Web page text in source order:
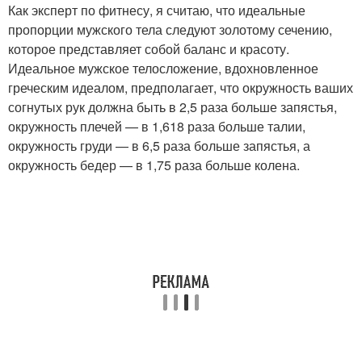
Как эксперт по фитнесу, я считаю, что идеальные
пропорции мужского тела следуют золотому сечению,
которое представляет собой баланс и красоту.
Идеальное мужское телосложение, вдохновленное
греческим идеалом, предполагает, что окружность ваших
согнутых рук должна быть в 2,5 раза больше запястья,
окружность плечей — в 1,618 раза больше талии,
окружность груди — в 6,5 раза больше запястья, а
окружность бедер — в 1,75 раза больше колена.